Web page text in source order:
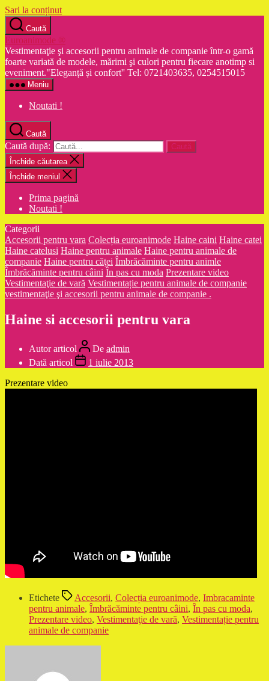
Sari la conținut
Caută
Euroanimode ®
Vestimentaţie şi accesorii pentru animale de companie într-o gamă
foarte variată de modele, mărimi şi culori pentru fiecare anotimp si
eveniment."Eleganță și confort'' Tel: 0721403635, 0254515015
Meniu
Noutati !
Caută
Caută după:
Închide căutarea
Închide meniul
Prima pagină
Noutati !
Categorii
Accesorii pentru vara Colecția euroanimode Haine caini Haine catei
Haine catelusi Haine pentru animale Haine pentru animale de
companie Haine pentru căţei Îmbrăcăminte pentru animle
Îmbrăcăminte pentru câini În pas cu moda Prezentare video
Vestimentaţie de vară Vestimentație pentru animale de companie
vestimentaţie şi accesorii pentru animale de companie .
Haine si accesorii pentru vara
Autor articol De admin
Dată articol
1 iulie 2013
Prezentare video
Etichete Accesorii, Colecția euroanimode, Imbracaminte
pentru animale, Îmbrăcăminte pentru câini, În pas cu moda,
Prezentare video, Vestimentaţie de vară, Vestimentație pentru
animale de companie